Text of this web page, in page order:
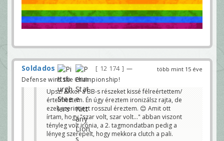
több mint 15 éve
Soldados 12 174
—
Defense wins the Championship!
Upsz! Akkor a BB-s részeket kissé félreértettem/
értelmeztem. Én úgy éreztem ironizálsz rajta, de
ezek szerint ezt rosszul éreztem. 😊 Amit ott
írtam, hogy "szar volt, szar volt..." abban viszont
tényleg volt irónia, a 2. tagmondatban pedig a
lényeg szerepelt, hogy mekkora clutch a pali.